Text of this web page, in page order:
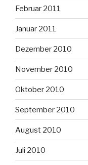
Februar 2011
Januar 2011
Dezember 2010
November 2010
Oktober 2010
September 2010
August 2010
Juli 2010